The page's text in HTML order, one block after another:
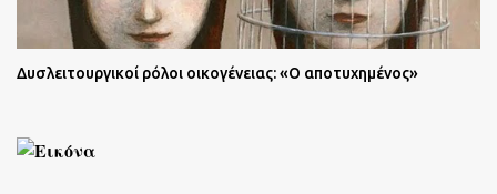
Δυσλειτουργικοί ρόλοι οικογένειας: «Ο αποτυχημένος»